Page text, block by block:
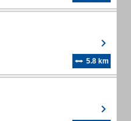
5.8 km